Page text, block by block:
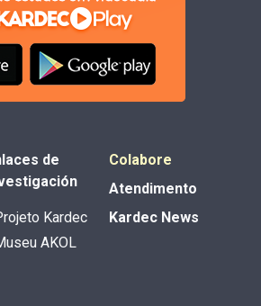
de
Kardec
AKOL
Colabore
Atendimento
Kardec News